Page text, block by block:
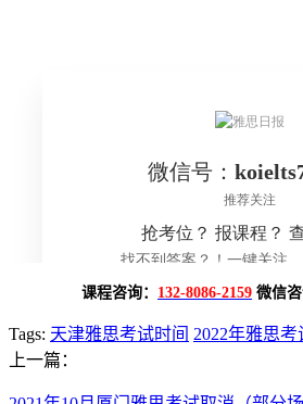
课程咨询： 132-8086-2159 微信咨
Tags: 天津雅思考试时间 2022年雅思考
上一篇：